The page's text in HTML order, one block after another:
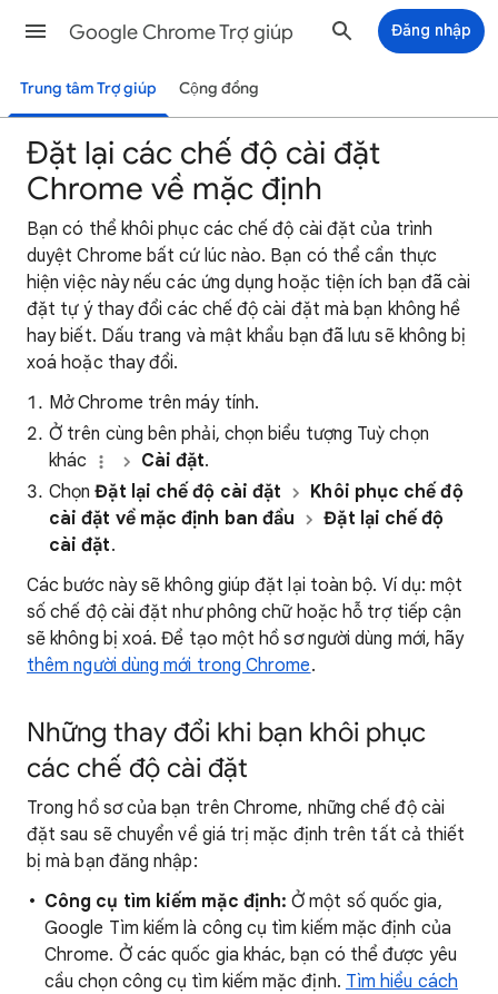
Google Chrome Trợ giúp Đăng nhập
Trung tâm Trợ giúp Cộng đồng
Đặt lại các chế độ cài đặt
Chrome về mặc định
Bạn có thể khôi phục các chế độ cài đặt của trình
duyệt Chrome bất cứ lúc nào. Bạn có thể cần thực
hiện việc này nếu các ứng dụng hoặc tiện ích bạn đã cài
đặt tự ý thay đổi các chế độ cài đặt mà bạn không hề
hay biết. Dấu trang và mật khẩu bạn đã lưu sẽ không bị
xoá hoặc thay đổi.
Mở Chrome trên máy tính.
Ở trên cùng bên phải, chọn biểu tượng Tuỳ chọn
khác
Cài đặt.
ChọnĐặt lại chế độ cài đặt
Khôi phục chế độ
cài đặt về mặc định ban đầu
Đặt lại chế độ
cài đặt.
Các bước này sẽ không giúp đặt lại toàn bộ. Ví dụ: một
số chế độ cài đặt như phông chữ hoặc hỗ trợ tiếp cận
sẽ không bị xoá. Để tạo một hồ sơ người dùng mới, hãy
thêm người dùng mới trong Chrome.
Những thay đổi khi bạn khôi phục
các chế độ cài đặt
Trong hồ sơ của bạn trên Chrome, những chế độ cài
đặt sau sẽ chuyển về giá trị mặc định trên tất cả thiết
bị mà bạn đăng nhập:
Công cụ tìm kiếm mặc định: Ở một số quốc gia,
Google Tìm kiếm là công cụ tìm kiếm mặc định của
Chrome. Ở các quốc gia khác, bạn có thể được yêu
cầu chọn công cụ tìm kiếm mặc định. Tìm hiểu cách